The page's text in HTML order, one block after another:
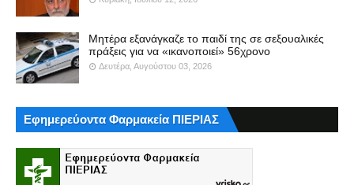
Μητέρα εξανάγκαζε το παιδί της σε σεξουαλικές
πράξεις για να «ικανοποιεί» 56χρονο
Δευτέρα, Αυγούστου 03, 2026
Εφημερεύοντα Φαρμακεία ΠΙΕΡΙΑΣ